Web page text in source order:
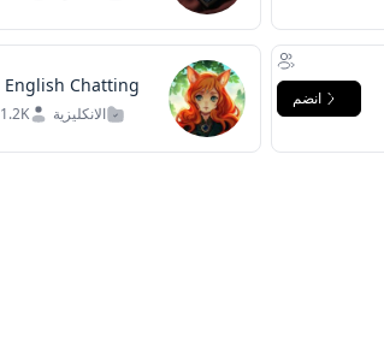
انضم
English Chatting
الانكليزية 1.2K